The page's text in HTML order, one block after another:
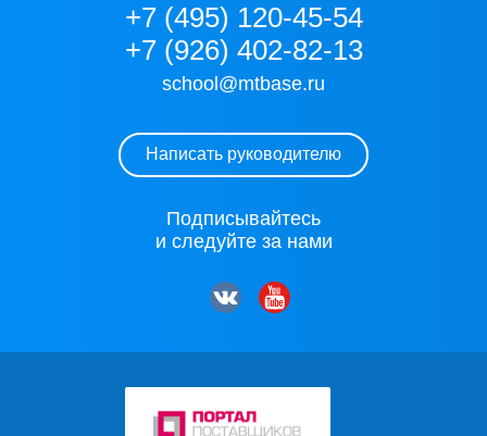
+7 (495) 120-45-54
+7 (926) 402-82-13
school@mtbase.ru
Написать руководителю
Подписывайтесь
и следуйте за нами